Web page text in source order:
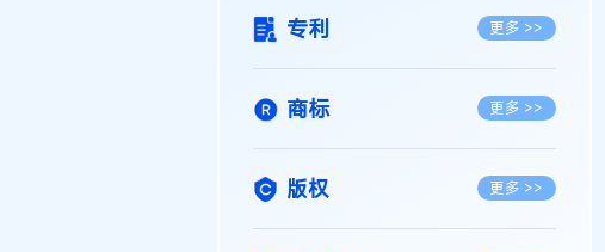
专利 更多 >>
商标 更多 >>
版权 更多 >>